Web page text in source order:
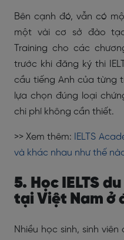
Bên cạnh đó, vẫn có
một vài cơ sở đào tạo
Training cho các
trước khi đăng ký thi
cầu tiếng Anh của từng
lựa chọn đúng loại
chi phí không cần thiết.
>> Xem thêm:
IELTS
và khác nhau như thế
5. Học IELTS
tại Việt Nam ở
Nhiều học sinh, sinh